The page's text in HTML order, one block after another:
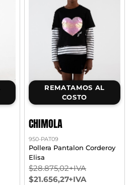
REMATAMOS AL
COSTO
CHIMOLA
950-PAT09
Pollera Pantalon Corderoy
Elisa
$28.875,02+IVA
$21.656,27+IVA